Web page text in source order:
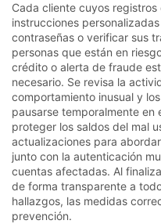
Cada cliente cuyos
instrucciones
contraseñas o verificar sus
personas que están en
crédito o alerta de fraude
necesario. Se revisa la
comportamiento inusual y
pausarse temporalmente en
proteger los saldos del mal
actualizaciones para
junto con la autenticación
cuentas afectadas. Al
de forma transparente a
hallazgos, las medidas
prevención.